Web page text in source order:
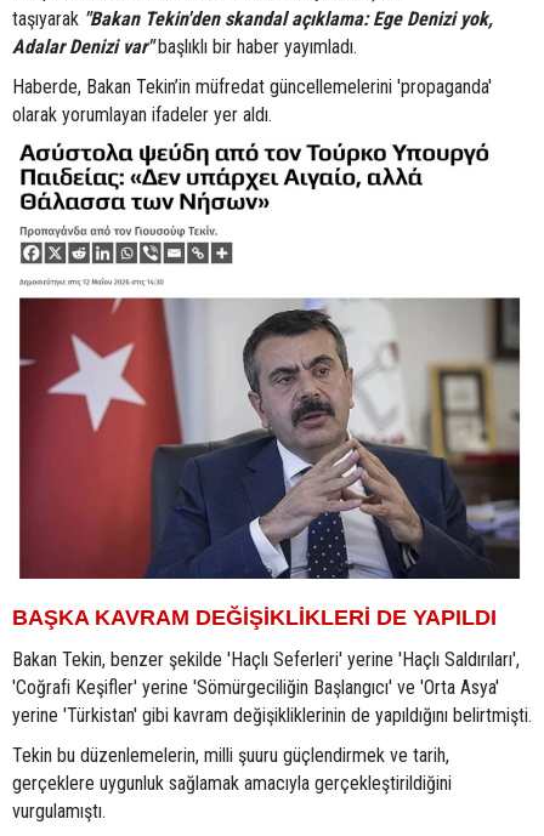
taşıyarak "Bakan Tekin'den skandal açıklama: Ege Denizi yok,
Adalar Denizi var"başlıklı bir haber yayımladı.
Haberde, Bakan Tekin’in müfredat güncellemelerini 'propaganda'
olarak yorumlayan ifadeler yer aldı.
BAŞKA KAVRAM DEĞİŞİKLİKLERİ DE YAPILDI
Bakan Tekin, benzer şekilde 'Haçlı Seferleri' yerine 'Haçlı Saldırıları',
'Coğrafi Keşifler' yerine 'Sömürgeciliğin Başlangıcı' ve 'Orta Asya'
yerine 'Türkistan' gibi kavram değişikliklerinin de yapıldığını belirtmişti.
Tekin bu düzenlemelerin, milli şuuru güçlendirmek ve tarih,
gerçeklere uygunluk sağlamak amacıyla gerçekleştirildiğini
vurgulamıştı.